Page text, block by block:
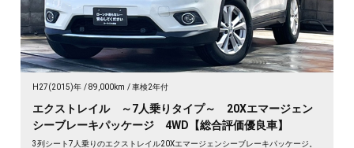
H27(2015)年 89,000km 車検2年付
エクストレイル ～7人乗りタイプ～ 20Xエマージェン
シーブレーキパッケージ 4WD【総合評価優良車】
3列シート7人乗りのエクストレイル20Xエマージェンシーブレーキパッケージ。